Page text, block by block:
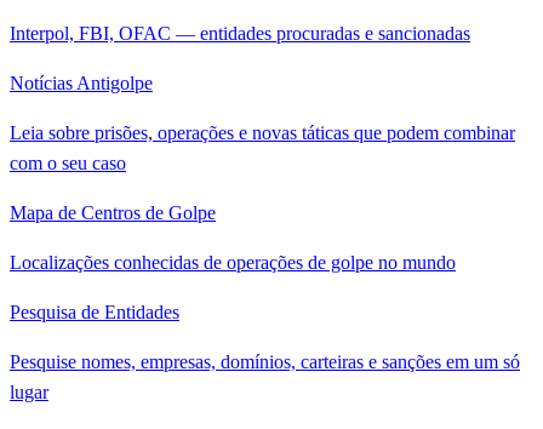
Interpol, FBI, OFAC — entidades procuradas e sancionadas
Notícias Antigolpe
Leia sobre prisões, operações e novas táticas que podem combinar
com o seu caso
Mapa de Centros de Golpe
Localizações conhecidas de operações de golpe no mundo
Pesquisa de Entidades
Pesquise nomes, empresas, domínios, carteiras e sanções em um só
lugar